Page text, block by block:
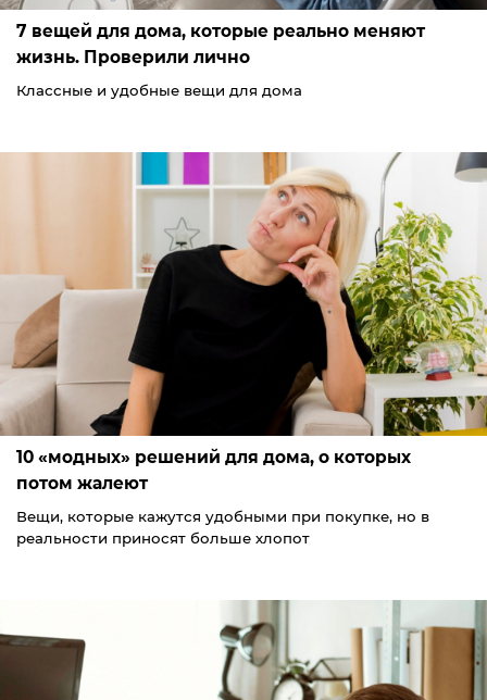
7 вещей для дома, которые реально меняют
жизнь. Проверили лично
Классные и удобные вещи для дома
10 «модных» решений для дома, о которых
потом жалеют
Вещи, которые кажутся удобными при покупке, но в
реальности приносят больше хлопот